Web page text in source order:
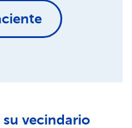
vecindario